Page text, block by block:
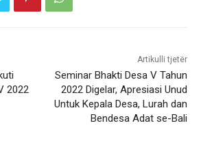
2022
Artikulli tjetër
Seminar Bhakti Desa V Tahun
2022 Digelar, Apresiasi Unud
Untuk Kepala Desa, Lurah dan
Bendesa Adat se-Bali